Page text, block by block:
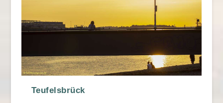
Teufelsbrück